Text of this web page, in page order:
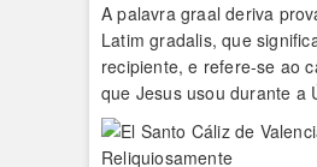
A palavra graal deriva
Latim gradalis, que
recipiente, e refere-se ao
que Jesus usou durante a